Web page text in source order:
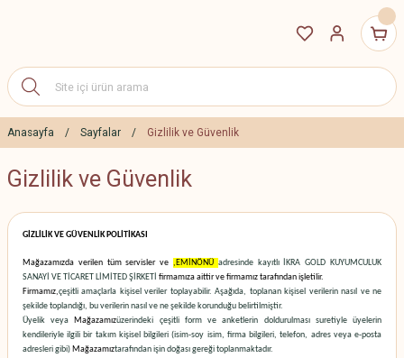
Anasayfa Sayfalar Gizlilik ve Güvenlik
Gizlilik ve Güvenlik
GİZLİLİK VE GÜVENLİK POLİTİKASI
Mağazamızda verilen tüm servisler ve ,EMİNÖNÜ adresinde kayıtlı İKRA GOLD KUYUMCULUK
SANAYİ VE TİCARET LİMİTED ŞİRKETİ firmamıza aittir ve firmamız tarafından işletilir.
Firmamız,çeşitli amaçlarla kişisel veriler toplayabilir. Aşağıda, toplanan kişisel verilerin nasıl ve ne
şekilde toplandığı, bu verilerin nasıl ve ne şekilde korunduğu belirtilmiştir.
Üyelik veya Mağazamızüzerindeki çeşitli form ve anketlerin doldurulması suretiyle üyelerin
kendileriyle ilgili bir takım kişisel bilgileri (isim-soy isim, firma bilgileri, telefon, adres veya e-posta
adresleri gibi) Mağazamıztarafından işin doğası gereği toplanmaktadır.